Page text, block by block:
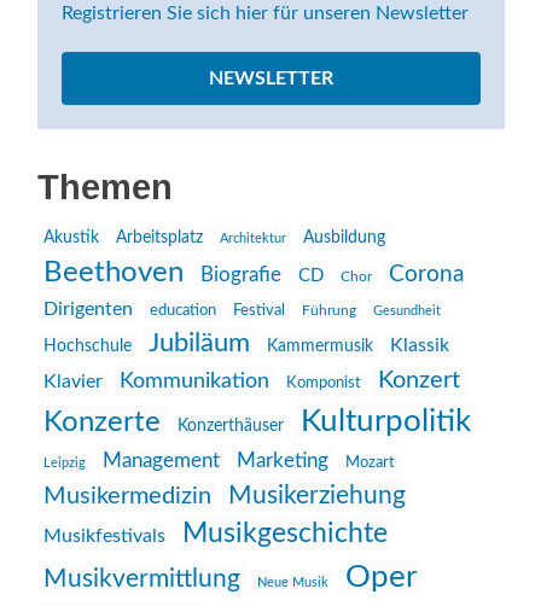
Registrieren Sie sich hier für unseren Newsletter
NEWSLETTER
Themen
Akustik Arbeitsplatz Architektur Ausbildung
Beethoven Biografie CD Chor Corona
Dirigenten education Festival Führung Gesundheit
Hochschule Jubiläum Kammermusik
Klassik
Klavier
Kommunikation Komponist Konzert
Konzerte Konzerthäuser Kulturpolitik
Leipzig Management Marketing Mozart
Musikermedizin Musikerziehung
Musikfestivals Musikgeschichte
Musikvermittlung Neue Musik Oper